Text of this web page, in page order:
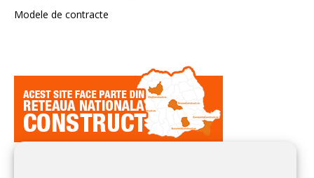
Modele de contracte